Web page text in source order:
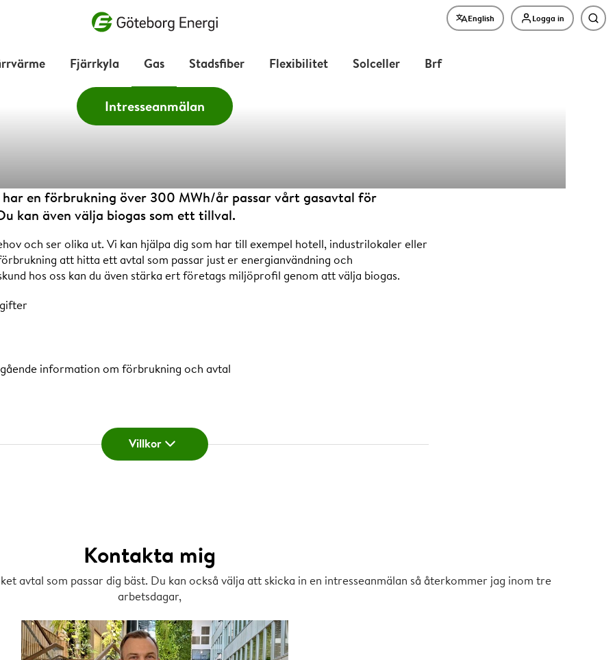
Vad vill du söka efter? English Logga in
Fjärrkyla Gas Stadsfiber Flexibilitet Solceller Brf
över 300 MWh/år
Intresseanmälan
en förbrukning över 300 MWh/år passar vårt gasavtal för
kan även välja biogas som ett tillval.
och ser olika ut. Vi kan hjälpa dig som har till exempel hotell, industrilokaler eller
att hitta ett avtal som passar just er energianvändning och
hos oss kan du även stärka ert företags miljöprofil genom att välja biogas.
information om förbrukning och avtal
eller utebliven omteckning av gashandelsavtal läggs avtalet om till ett rörligt
månaders uppsägningstid. För närvarande är påslaget 75 kr per MWh.
Villkor
Kontakta mig
avtal som passar dig bäst. Du kan också välja att skicka in en intresseanmälan så återkommer jag inom tre
arbetsdagar,